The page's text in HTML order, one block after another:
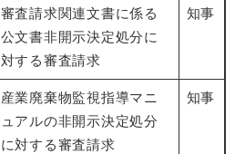
審査請求関連文書に係る
公文書非開示決定処分に
対する審査請求
知事
産業廃棄物監視指導マニ
ュアルの非開示決定処分
に対する審査請求
知事